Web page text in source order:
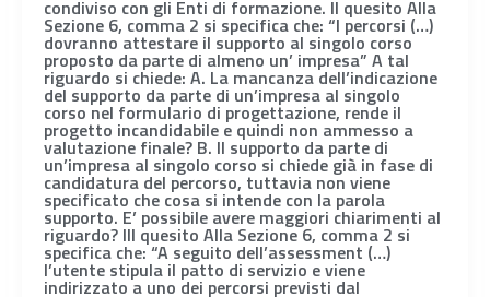
condiviso con gli Enti di formazione. II quesito Alla
Sezione 6, comma 2 si specifica che: “I percorsi (…)
dovranno attestare il supporto al singolo corso
proposto da parte di almeno un’ impresa” A tal
riguardo si chiede: A. La mancanza dell’indicazione
del supporto da parte di un’impresa al singolo
corso nel formulario di progettazione, rende il
progetto incandidabile e quindi non ammesso a
valutazione finale? B. Il supporto da parte di
un’impresa al singolo corso si chiede già in fase di
candidatura del percorso, tuttavia non viene
specificato che cosa si intende con la parola
supporto. E’ possibile avere maggiori chiarimenti al
riguardo? III quesito Alla Sezione 6, comma 2 si
specifica che: “A seguito dell’assessment (…)
l’utente stipula il patto di servizio e viene
indirizzato a uno dei percorsi previsti dal